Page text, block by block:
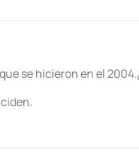
se hicieron en el